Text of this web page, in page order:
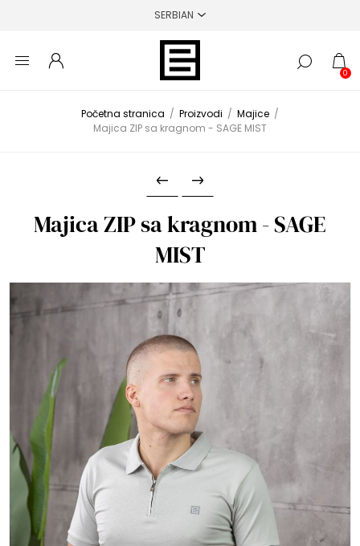
0
Početna stranica / Proizvodi / Majice /
Majica ZIP sa kragnom - SAGE MIST
Majica ZIP sa kragnom - SAGE
MIST